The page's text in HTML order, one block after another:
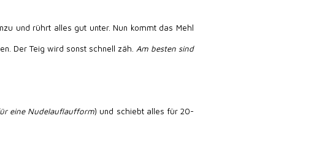
und rührt alles gut unter. Nun kommt das Mehl
Der Teig wird sonst schnell zäh. Am besten sind
eine Nudelauflaufform) und schiebt alles für 20-